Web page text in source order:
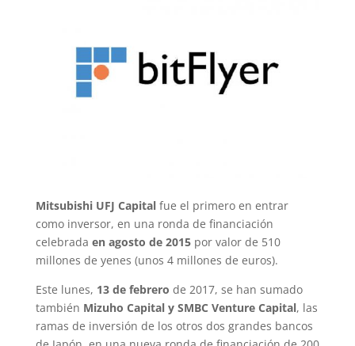
Mitsubishi UFJ Capitalfue el primero en entrar
como inversor, en una ronda de financiación
celebrada en agosto de 2015por valor de 510
millones de yenes (unos 4 millones de euros).
Este lunes, 13 de febrero de 2017, se han sumado
también Mizuho Capital y SMBC Venture Capital, las
ramas de inversión de los otros dos grandes bancos